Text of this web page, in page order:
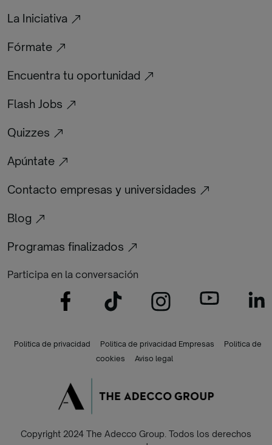
La Iniciativa
Fórmate
Encuentra tu oportunidad
Flash Jobs
Quizzes
Apúntate
Contacto empresas y universidades
Blog
Programas finalizados
Participa en la conversación
Politica de privacidad Politica de privacidad Empresas
Politica de
cookies
Aviso legal
Copyright 2024 The Adecco Group. Todos los derechos